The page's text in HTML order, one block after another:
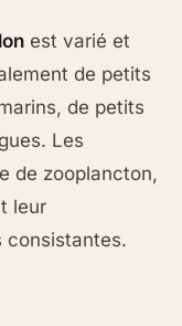
est varié et
de petits
de petits
Les
de zooplancton,
leur
consistantes.